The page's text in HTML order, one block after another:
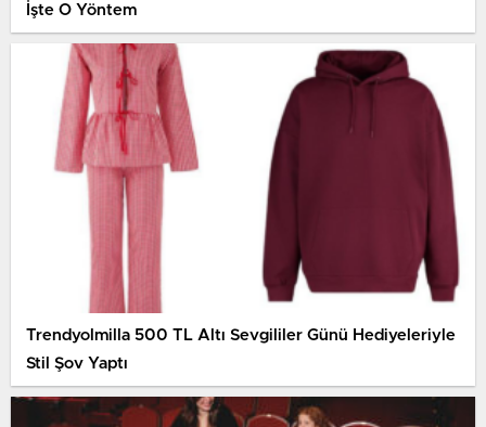
İşte O Yöntem
Trendyolmilla 500 TL Altı Sevgililer Günü Hediyeleriyle
Stil Şov Yaptı